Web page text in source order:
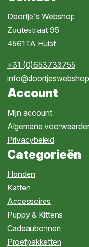
Doortje's Webshop
Zoutestraat 95
4561TA Hulst
+31 (0)653733755
Account
Mijn account
Algemene
Privacybeleid
Categorieën
Honden
Katten
Accessoires
Puppy & Kittens
Cadeaubonnen
Proefpakketten